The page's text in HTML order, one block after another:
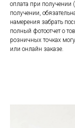
оплата при получении
получении,
намерения забрать
полный фотоотчет о
розничных точках
или онлайн заказе.